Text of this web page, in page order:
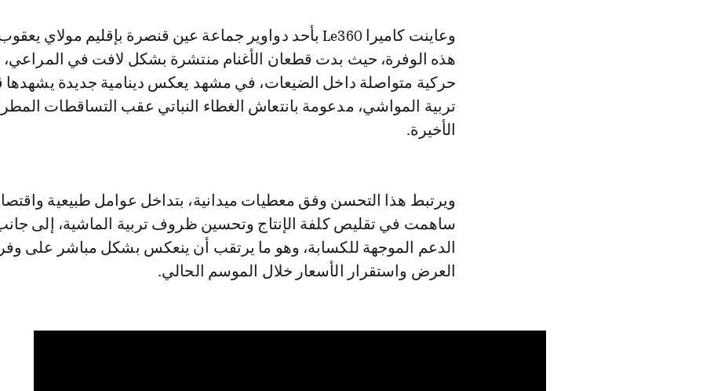
وعاينت كاميرا Le360 بأحد دواوير جماعة عين قنصرة بإقليم مولاي يعقوب، تجليات
هذه الوفرة، حيث بدت قطعان الأغنام منتشرة بشكل لافت في
حركية متواصلة داخل الضيعات، في مشهد يعكس دينامية جديدة يشهدها
تربية المواشي، مدعومة بانتعاش الغطاء النباتي عقب التساقطات
الأخيرة.
ويرتبط هذا التحسن وفق معطيات ميدانية، بتداخل عوامل طبيعية
ساهمت في تقليص كلفة الإنتاج وتحسين ظروف تربية الماشية، إلى
الدعم الموجهة للكسابة، وهو ما يرتقب أن ينعكس بشكل مباشر على
العرض واستقرار الأسعار خلال الموسم الحالي.